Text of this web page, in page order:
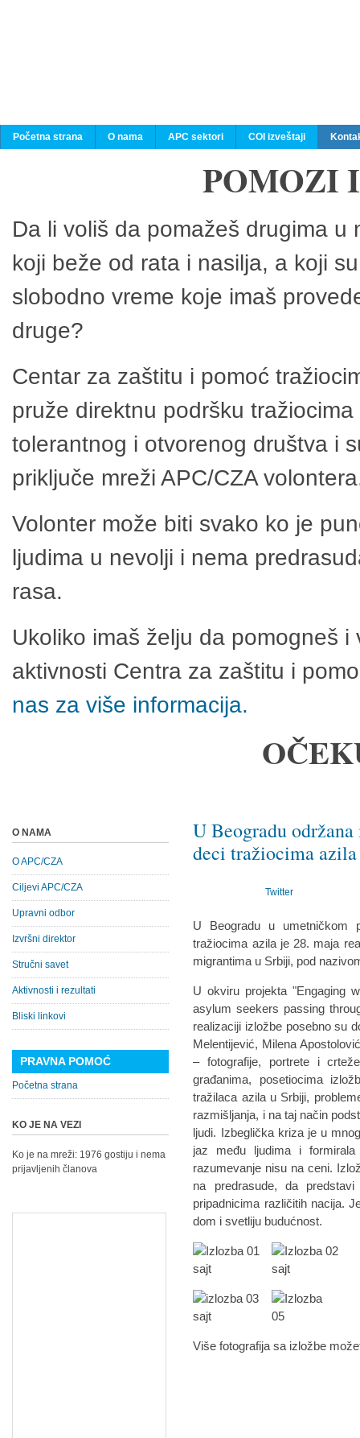
Početna strana O nama APC sektori COI izveštaji
POMOZI
Da li voliš da pomažeš drugima
koji beže od rata i nasilja, a koji
slobodno vreme koje imaš
druge?
Centar za zaštitu i pomoć
pruže direktnu podršku
tolerantnog i otvorenog društva i
priključe mreži APC/CZA
Volonter može biti svako ko je
ljudima u nevolji i nema
rasa.
Ukoliko imaš želju da pomogneš
aktivnosti Centra za zaštitu i
nas za više informacija.
U Beogradu
deci tražiocima
Twitter
U Beogradu u umetničkom
tražiocima azila je 28. maja
migrantima u Srbiji, pod
U okviru projekta "Engaging
asylum seekers passing
realizaciji izložbe posebno su
Melentijević, Milena
– fotografije, portrete i
građanima, posetiocima
tražilaca azila u Srbiji,
razmišljanja, i na taj način
ljudi. Izbeglička kriza je u
jaz među ljudima i
razumevanje nisu na ceni.
na predrasude, da
pripadnicima različitih nacija.
dom i svetliju budućnost.
Više fotografija sa izložbe
O NAMA
O APC/CZA
Ciljevi APC/CZA
Upravni odbor
Izvršni direktor
Stručni savet
Aktivnosti i rezultati
Bliski linkovi
PRAVNA POMOĆ
Početna strana
KO JE NA VEZI
Ko je na mreži: 1976 gostiju i nema
prijavljenih članova